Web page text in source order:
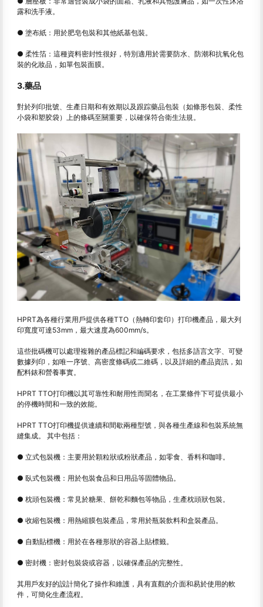
露和洗手液。
● 塗布紙：用於肥皂包裝和其他紙基包裝。
● 柔性箔：這種資料密封性很好，特別適用於需要防水、防潮和抗氧化包
裝的化妝品，如單包裝面膜。
3.藥品
對於列印批號、生產日期和有效期以及跟踪藥品包裝（如條形包裝、柔性
小袋和塑胶袋）上的條碼至關重要，以確保符合衛生法規。
HPRT為各種行業用戶提供各種TTO（熱轉印套印）打印機產品，最大列
印寬度可達53mm，最大速度為600mm/s。
這些批碼機可以處理複雜的產品標記和編碼要求，包括多語言文字、可變
數據列印，如唯一序號、高密度條碼或二維碼，以及詳細的產品資訊，如
配料錶和營養事實。
HPRT TTO打印機以其可靠性和耐用性而聞名，在工業條件下可提供最小
的停機時間和一致的效能。
HPRT TTO打印機提供連續和間歇兩種型號，與各種生產線和包裝系統無
縫集成。 其中包括：
● 立式包裝機：主要用於顆粒狀或粉狀產品，如零食、香料和咖啡。
● 臥式包裝機：用於包裝食品和日用品等固體物品。
● 枕頭包裝機：常見於糖果、餅乾和麵包等物品，生產枕頭狀包裝。
● 收縮包裝機：用熱縮膜包裝產品，常用於瓶裝飲料和盒裝產品。
● 自動貼標機：用於在各種形狀的容器上貼標籤。
● 密封機：密封包裝袋或容器，以確保產品的完整性。
其用戶友好的設計簡化了操作和維護，具有直觀的介面和易於使用的軟
件，可簡化生產流程。